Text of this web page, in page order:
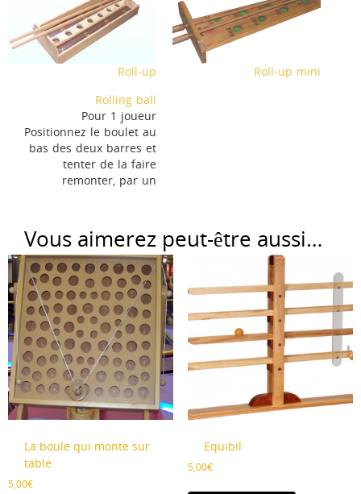
Roll-up
Roll-up mini
Rolling ball
Pour 1 joueur
Positionnez le boulet au
bas des deux barres et
tenter de la faire
remonter, par un
la faire tomber ! Plus vous
la faites avancer, plus
vous gagnez de points.
Vous aimerez peut-être aussi…
La boule qui monte sur
table
5,00€
Equibil
5,00€